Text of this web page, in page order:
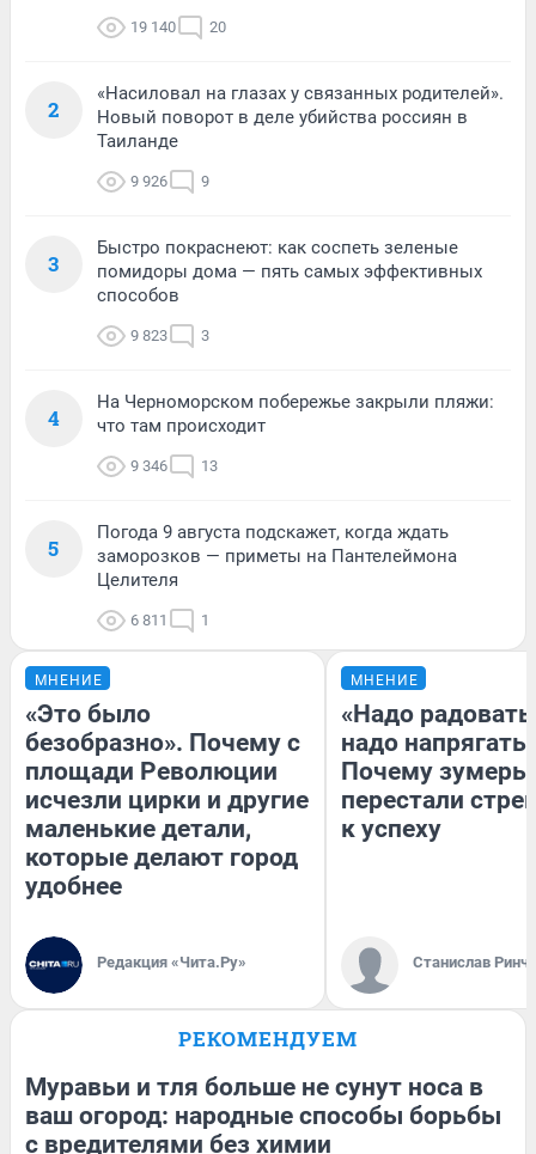
19 140 20
2
«Насиловал на глазах у связанных родителей».
Новый поворот в деле убийства россиян в
Таиланде
9 926 9
3
Быстро покраснеют: как соспеть зеленые
помидоры дома — пять самых эффективных
способов
9 823 3
4
На Черноморском побережье закрыли пляжи:
что там происходит
9 346 13
5
Погода 9 августа подскажет, когда ждать
заморозков — приметы на Пантелеймона
Целителя
6 811 1
МНЕНИЕ
«Это было
безобразно». Почему с
площади Революции
исчезли цирки и другие
маленькие детали,
которые делают город
удобнее
Редакция «Чита.Ру»
МНЕНИЕ
«Надо
надо
Почему зумеры
перестали
к успеху
Станислав
РЕКОМЕНДУЕМ
Муравьи и тля больше не сунут носа в
ваш огород: народные способы борьбы
с вредителями без химии